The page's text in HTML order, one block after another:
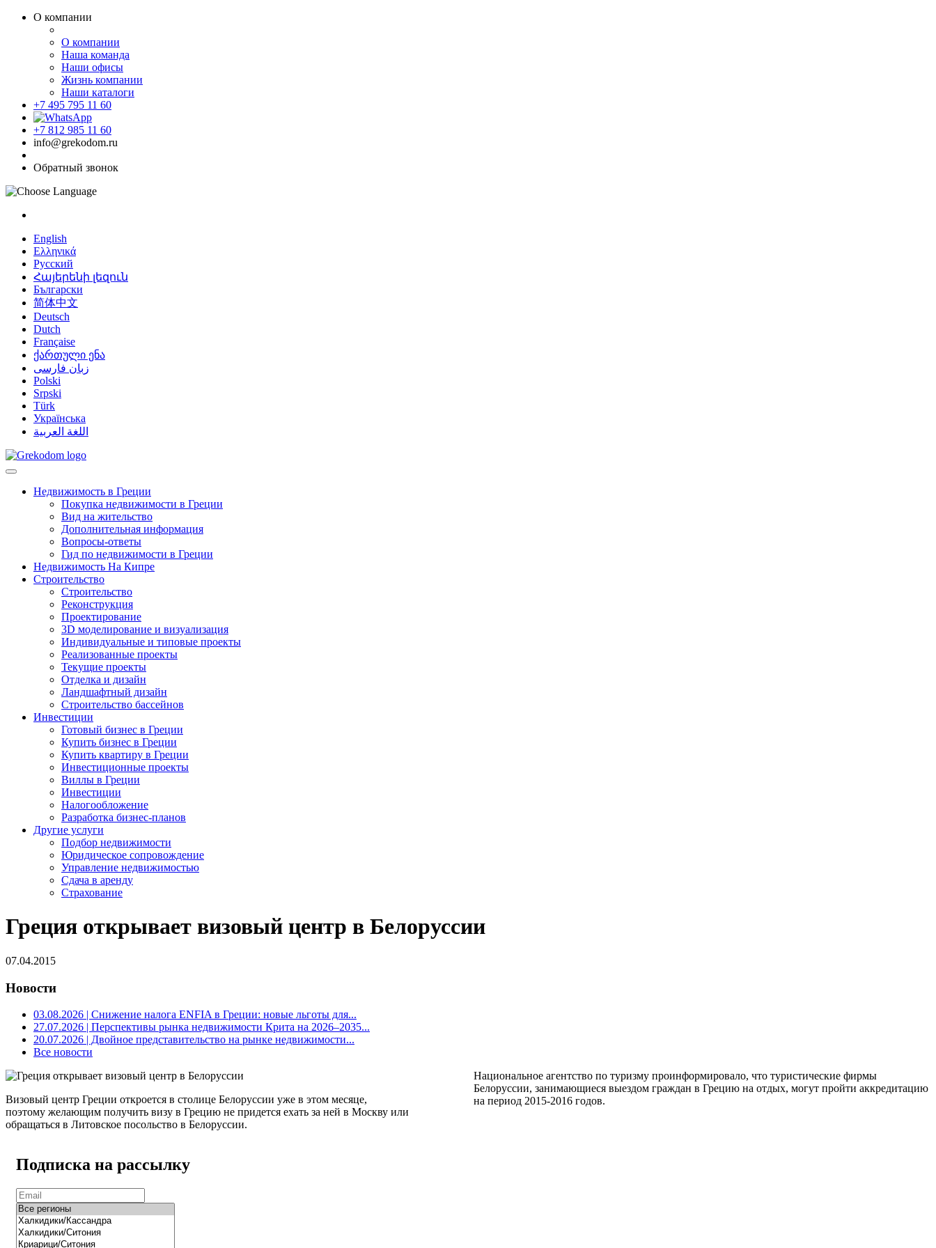
О компании
О компании
Наша команда
Наши офисы
Жизнь компании
Наши каталоги
+7 495 795 11 60
+7 812 985 11 60
info@grekodom.ru
Обратный звонок
English
Ελληνικά
Русский
Հայերենի լեզուն
Български
简体中文
Deutsch
Dutch
Française
ქართული ენა
زبان فارسی
Polski
Srpski
Türk
Українська
اللغة العربية
Недвижимость в Греции
Покупка недвижимости в Греции
Вид на жительство
Дополнительная информация
Вопросы-ответы
Гид по недвижимости в Греции
Недвижимость На Кипре
Строительство
Строительство
Реконструкция
Проектирование
3D моделирование и визуализация
Индивидуальные и типовые проекты
Реализованные проекты
Текущие проекты
Отделка и дизайн
Ландшафтный дизайн
Строительство бассейнов
Инвестиции
Готовый бизнес в Греции
Купить бизнес в Греции
Купить квартиру в Греции
Инвестиционные проекты
Виллы в Греции
Инвестиции
Налогообложение
Разработка бизнес-планов
Другие услуги
Подбор недвижимости
Юридическое сопровождение
Управление недвижимостью
Сдача в аренду
Страхование
Греция открывает визовый центр в Белоруссии
07.04.2015
Новости
03.08.2026 | Снижение налога ENFIA в Греции: новые льготы для...
27.07.2026 | Перспективы рынка недвижимости Крита на 2026–2035...
20.07.2026 | Двойное представительство на рынке недвижимости...
Все новости
Визовый центр Греции откроется в столице Белоруссии уже в этом месяце,
поэтому желающим получить визу в Грецию не придется ехать за ней в Москву или
обращаться в Литовское посольство в Белоруссии.
Национальное агентство по туризму проинформировало, что туристические фирмы
Белоруссии, занимающиеся выездом граждан в Грецию на отдых, могут пройти аккредитацию
на период 2015-2016 годов.
Подписка на рассылку